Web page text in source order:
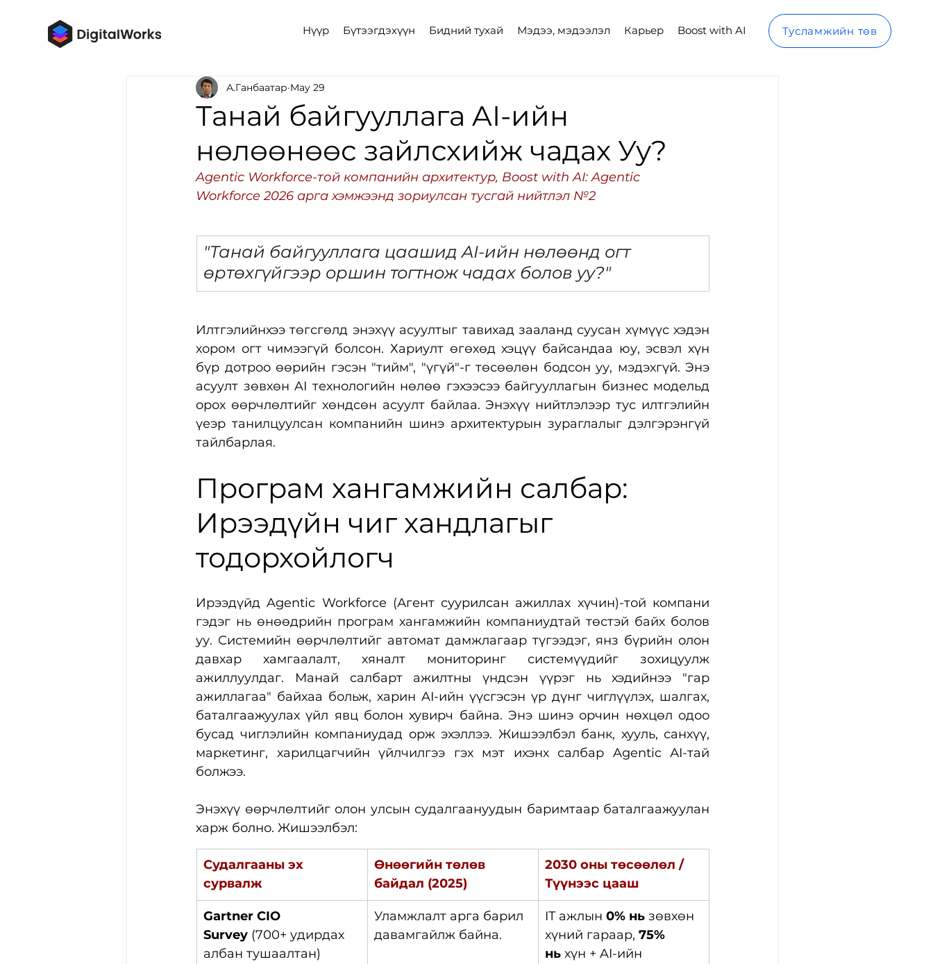
Нүүр Бүтээгдэхүүн Бидний тухай Мэдээ, мэдээлэл Карьер Boost with AI Тусламжийн төв
Танай байгууллага AI-ийн
нөлөөнөөс зайлсхийж чадах Уу?
А.Ганбаатар May 29
Agentic Workforce-той компанийн архитектур, Boost with AI: Agentic
Workforce 2026 арга хэмжээнд зориулсан тусгай нийтлэл №2
"Танай байгууллага цаашид AI-ийн нөлөөнд огт
өртөхгүйгээр оршин тогтнож чадах болов уу?"
Илтгэлийнхээ төгсгөлд энэхүү асуултыг тавихад зааланд суусан хүмүүс хэдэн
хором огт чимээгүй болсон. Хариулт өгөхөд хэцүү байсандаа юу, эсвэл хүн
бүр дотроо өөрийн гэсэн "тийм", "үгүй"-г төсөөлөн бодсон уу, мэдэхгүй. Энэ
асуулт зөвхөн AI технологийн нөлөө гэхээсээ байгууллагын бизнес модельд
орох өөрчлөлтийг хөндсөн асуулт байлаа. Энэхүү нийтлэлээр тус илтгэлийн
үеэр танилцуулсан компанийн шинэ архитектурын зураглалыг дэлгэрэнгүй
тайлбарлая.
Програм хангамжийн салбар:
Ирээдүйн чиг хандлагыг
тодорхойлогч
Ирээдүйд Agentic Workforce (Агент суурилсан ажиллах хүчин)-той компани
гэдэг нь өнөөдрийн програм хангамжийн компаниудтай төстэй байх болов
уу. Системийн өөрчлөлтийг автомат дамжлагаар түгээдэг, янз бүрийн олон
давхар хамгаалалт, хяналт мониторинг системүүдийг зохицуулж
ажиллуулдаг. Манай салбарт ажилтны үндсэн үүрэг нь хэдийнээ "гар
ажиллагаа" байхаа больж, харин AI-ийн үүсгэсэн үр дүнг чиглүүлэх, шалгах,
баталгаажуулах үйл явц болон хувирч байна. Энэ шинэ орчин нөхцөл одоо
бусад чиглэлийн компаниудад орж эхэллээ. Жишээлбэл банк, хууль, санхүү,
маркетинг, харилцагчийн үйлчилгээ гэх мэт ихэнх салбар Agentic АI-тай
болжээ.
Энэхүү өөрчлөлтийг олон улсын судалгаануудын баримтаар баталгаажуулан
харж болно. Жишээлбэл:
Судалгааны эх
сурвалж
Өнөөгийн төлөв
байдал (2025)
2030 оны төсөөлөл /
Түүнээс цааш
Gartner CIO
Survey (700+ удирдах
албан тушаалтан)
Уламжлалт арга барил
давамгайлж байна.
IT ажлын 0% нь зөвхөн
хүний гараар, 75%
нь хүн + AI-ийн